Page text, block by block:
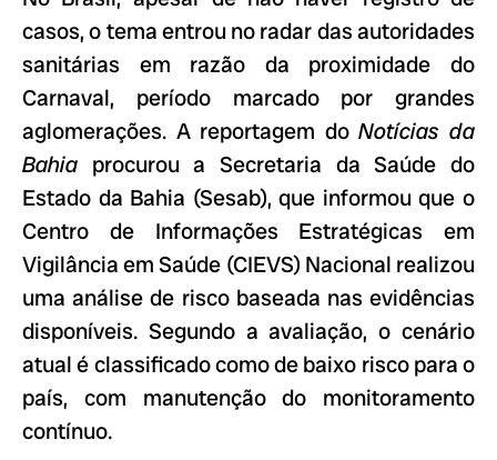
casos, o tema entrou no radar das autoridades
sanitárias em razão da proximidade do
Carnaval, período marcado por grandes
aglomerações. A reportagem doNotícias da
Bahia procurou a Secretaria da Saúde do
Estado da Bahia (Sesab), que informou que o
Centro de Informações Estratégicas em
Vigilância em Saúde (CIEVS) Nacional realizou
uma análise de risco baseada nas evidências
disponíveis. Segundo a avaliação, o cenário
atual é classificado como de baixo risco para o
país, com manutenção do monitoramento
contínuo.